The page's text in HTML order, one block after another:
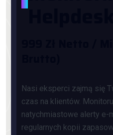
Nasi eksperci zajmą się
czas na klientów.
natychmiastowe alerty e-
regularnych kopii